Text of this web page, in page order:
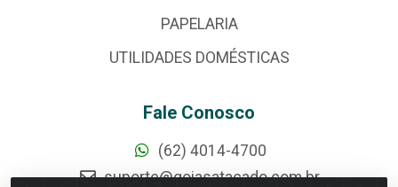
PAPELARIA
UTILIDADES DOMÉSTICAS
Fale Conosco
(62) 4014-4700
suporte@goiasatacado.com.br